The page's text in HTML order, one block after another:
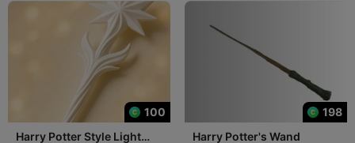
100
Harry Potter Style Light
198
Harry Potter's Wand